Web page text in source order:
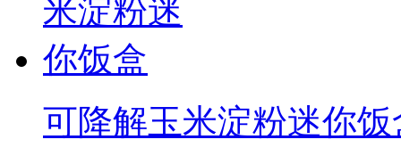
可降解玉米淀粉迷你饭